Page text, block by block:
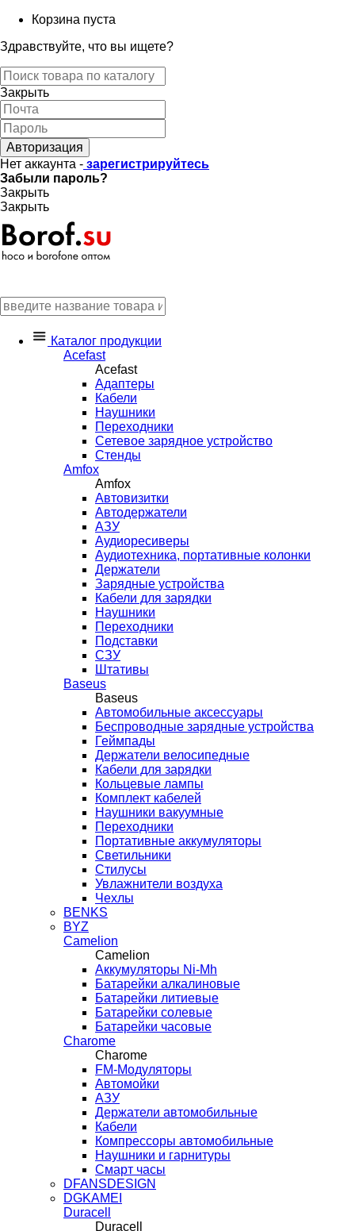
Корзина пуста
Здравствуйте, что вы ищете?
Закрыть
Авторизация
Нет аккаунта - зарегистрируйтесь
Забыли пароль?
Закрыть
Закрыть
Каталог продукции
Acefast
Acefast
Адаптеры
Кабели
Наушники
Переходники
Сетевое зарядное устройство
Стенды
Amfox
Amfox
Автовизитки
Автодержатели
АЗУ
Аудиоресиверы
Аудиотехника, портативные колонки
Держатели
Зарядные устройства
Кабели для зарядки
Наушники
Переходники
Подставки
СЗУ
Штативы
Baseus
Baseus
Автомобильные аксессуары
Беспроводные зарядные устройства
Геймпады
Держатели велосипедные
Кабели для зарядки
Кольцевые лампы
Комплект кабелей
Наушники вакуумные
Переходники
Портативные аккумуляторы
Светильники
Стилусы
Увлажнители воздуха
Чехлы
BENKS
BYZ
Camelion
Camelion
Аккумуляторы Ni-Mh
Батарейки алкалиновые
Батарейки литиевые
Батарейки солевые
Батарейки часовые
Charome
Charome
FM-Модуляторы
Автомойки
АЗУ
Держатели автомобильные
Кабели
Компрессоры автомобильные
Наушники и гарнитуры
Смарт часы
DFANSDESIGN
DGKAMEI
Duracell
Duracell